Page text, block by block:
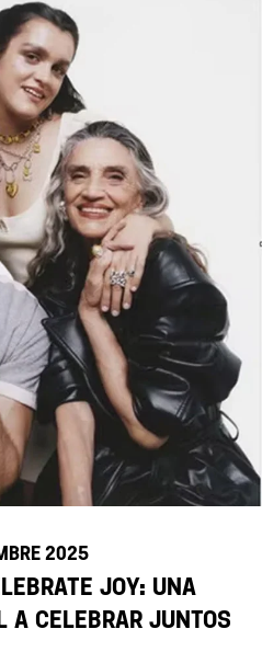
2025
Joy: una
a celebrar juntos